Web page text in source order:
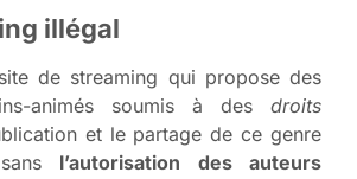
illégal
de streaming qui propose des
animés soumis à des droits
et le partage de ce genre
l’autorisation des auteurs